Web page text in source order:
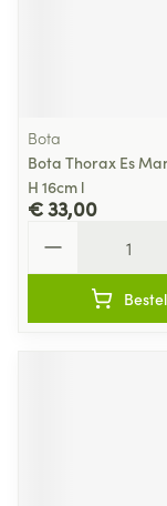
Bota
Bota Thorax Es
H 16cm l
€ 33,00
Bestel